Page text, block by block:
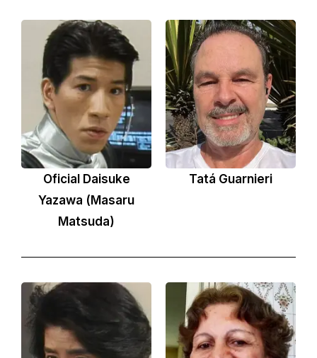
Oficial Daisuke
Yazawa (Masaru
Matsuda)
Tatá Guarnieri